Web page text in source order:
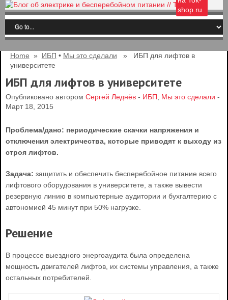
shop.ru
Home » ИБП • Мы это сделали » ИБП для лифтов в
университете
ИБП для лифтов в университете
Опубликовано авторомСергей Леднёв - ИБП Мы это сделали -
Март 18, 2015
Проблема/дано: периодические скачки напряжения и
отключения электричества, которые приводят к выходу из
строя лифтов.
Задача: защитить и обеспечить бесперебойное питание всего
лифтового оборудования в университете, а также вывести
резервную линию в компьютерные аудитории и бухгалтерию с
автономией 45 минут при 50% нагрузке.
Решение
В процессе выездного энергоаудита была определена
мощность двигателей лифтов, их системы управления, а также
остальных потребителей.